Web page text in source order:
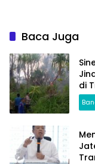
Baca Juga
di